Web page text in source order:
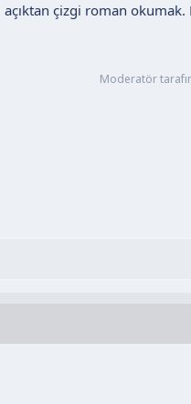
çizgi roman
Moderatör